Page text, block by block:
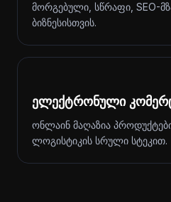
მორგებული, სწრაფი, SEO-
ბიზნესისთვის.
ელექტრონული
ონლაინ მაღაზია
ლოგისტიკის სრული სტეკით.